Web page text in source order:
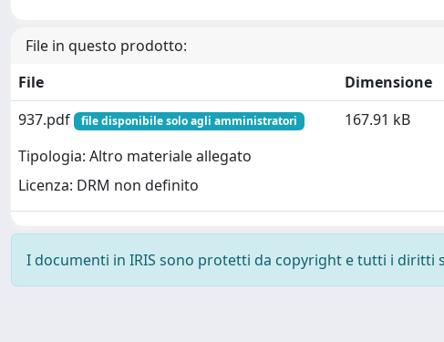
File in questo prodotto:
File
Dimensione
937.pdf
file disponibile solo agli amministratori
Tipologia: Altro materiale allegato
Licenza: DRM non definito
167.91 kB
I documenti in IRIS sono protetti da copyright e tutti i diritti